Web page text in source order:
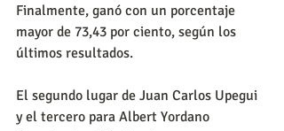
Finalmente, ganó con un porcentaje
mayor de 73,43 por ciento, según los
últimos resultados.
El segundo lugar de Juan Carlos Upegui
y el tercero para Albert Yordano